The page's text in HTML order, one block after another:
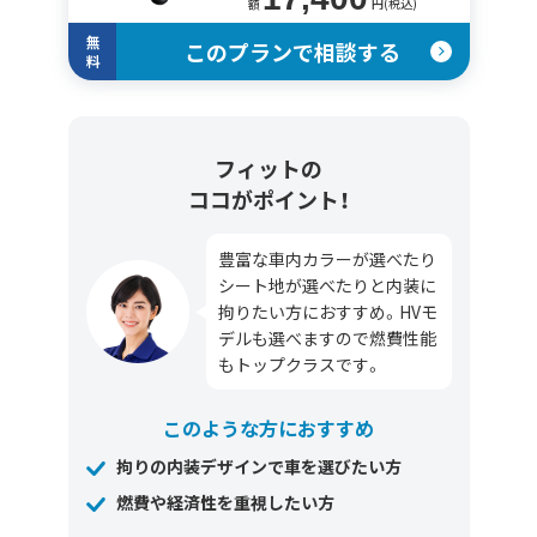
額
無
料
このプランで相談する
フィットの
ココがポイント！
豊富な車内カラーが選べたり
シート地が選べたりと内装に
拘りたい方におすすめ。HVモ
デルも選べますので燃費性能
もトップクラスです。
このような方におすすめ
拘りの内装デザインで車を選びたい方
燃費や経済性を重視したい方